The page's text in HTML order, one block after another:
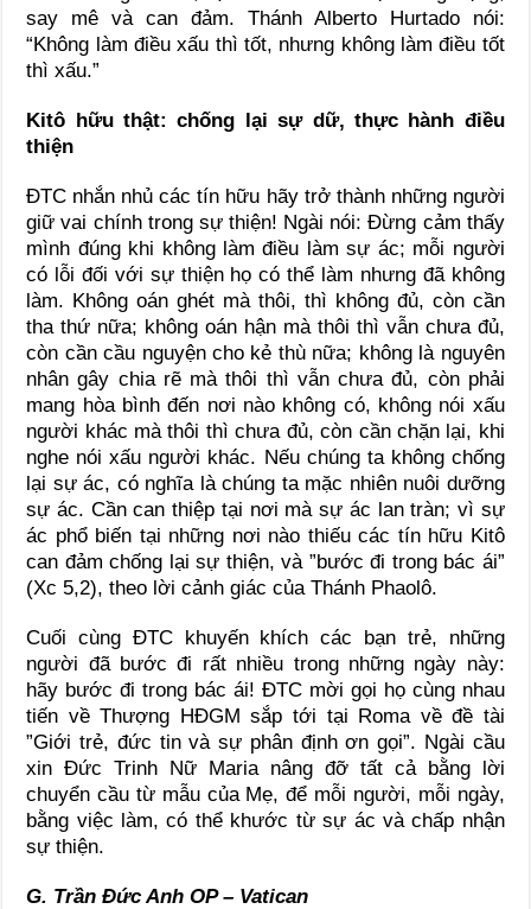
say mê và can đảm. Thánh Alberto Hurtado nói:
“Không làm điều xấu thì tốt, nhưng không làm điều tốt
thì xấu.”
Kitô hữu thật: chống lại sự dữ, thực hành điều
thiện
ĐTC nhắn nhủ các tín hữu hãy trở thành những người
giữ vai chính trong sự thiện! Ngài nói: Đừng cảm thấy
mình đúng khi không làm điều làm sự ác; mỗi người
có lỗi đối với sự thiện họ có thể làm nhưng đã không
làm. Không oán ghét mà thôi, thì không đủ, còn cần
tha thứ nữa; không oán hận mà thôi thì vẫn chưa đủ,
còn cần cầu nguyện cho kẻ thù nữa; không là nguyên
nhân gây chia rẽ mà thôi thì vẫn chưa đủ, còn phải
mang hòa bình đến nơi nào không có, không nói xấu
người khác mà thôi thì chưa đủ, còn cần chặn lại, khi
nghe nói xấu người khác. Nếu chúng ta không chống
lại sự ác, có nghĩa là chúng ta mặc nhiên nuôi dưỡng
sự ác. Cần can thiệp tại nơi mà sự ác lan tràn; vì sự
ác phổ biến tại những nơi nào thiếu các tín hữu Kitô
can đảm chống lại sự thiện, và ”bước đi trong bác ái”
(Xc 5,2), theo lời cảnh giác của Thánh Phaolô.
Cuối cùng ĐTC khuyến khích các bạn trẻ, những
người đã bước đi rất nhiều trong những ngày này:
hãy bước đi trong bác ái! ĐTC mời gọi họ cùng nhau
tiến về Thượng HĐGM sắp tới tại Roma về đề tài
”Giới trẻ, đức tin và sự phân định ơn gọi”. Ngài cầu
xin Đức Trinh Nữ Maria nâng đỡ tất cả bằng lời
chuyển cầu từ mẫu của Mẹ, để mỗi người, mỗi ngày,
bằng việc làm, có thể khước từ sự ác và chấp nhận
sự thiện.
G. Trần Đức Anh OP – Vatican